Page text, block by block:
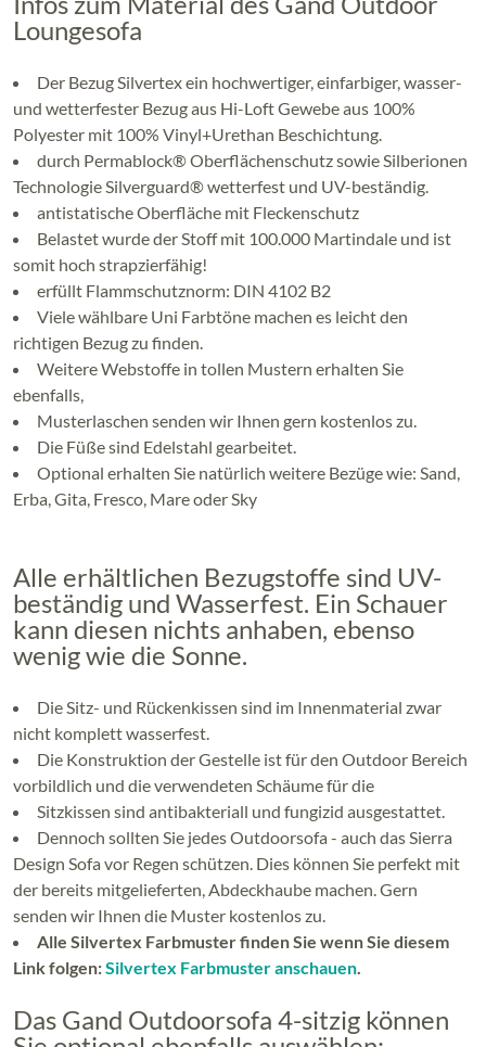
Loungesofa
Der Bezug Silvertex ein hochwertiger, einfarbiger, wasser-
und wetterfester Bezug aus Hi-Loft Gewebe aus 100%
Polyester mit 100% Vinyl+Urethan Beschichtung.
durch Permablock® Oberflächenschutz sowie Silberionen
Technologie Silverguard® wetterfest und UV-beständig.
antistatische Oberfläche mit Fleckenschutz
Belastet wurde der Stoff mit 100.000 Martindale und ist
somit hoch strapzierfähig!
erfüllt Flammschutznorm: DIN 4102 B2
Viele wählbare Uni Farbtöne machen es leicht den
richtigen Bezug zu finden.
Weitere Webstoffe in tollen Mustern erhalten Sie
ebenfalls,
Musterlaschen senden wir Ihnen gern kostenlos zu.
Die Füße sind Edelstahl gearbeitet.
Optional erhalten Sie natürlich weitere Bezüge wie: Sand,
Erba, Gita, Fresco, Mare oder Sky
Alle erhältlichen Bezugstoffe sind UV-
beständig und Wasserfest. Ein Schauer
kann diesen nichts anhaben, ebenso
wenig wie die Sonne.
Die Sitz- und Rückenkissen sind im Innenmaterial zwar
nicht komplett wasserfest.
Die Konstruktion der Gestelle ist für den Outdoor Bereich
vorbildlich und die verwendeten Schäume für die
Sitzkissen sind antibakteriall und fungizid ausgestattet.
Dennoch sollten Sie jedes Outdoorsofa - auch das Sierra
Design Sofa vor Regen schützen. Dies können Sie perfekt mit
der bereits mitgelieferten, Abdeckhaube machen. Gern
senden wir Ihnen die Muster kostenlos zu.
Alle Silvertex Farbmuster finden Sie wenn Sie diesem
Link folgen:Silvertex Farbmuster anschauen.
Das Gand Outdoorsofa 4-sitzig können